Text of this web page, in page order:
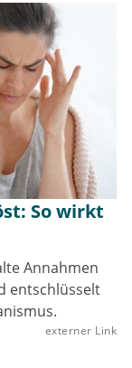
So wirkt
Annahmen
entschlüsselt
externer Link